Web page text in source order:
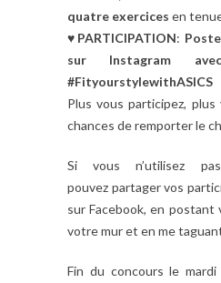
quatre exercices en
♥ PARTICIPATION:
sur Instagram
Plus vous participez, plus
chances de remporter le
Si vous n’utilisez
pouvez partager vos
sur Facebook, en
votre mur et en me
Fin du concours le